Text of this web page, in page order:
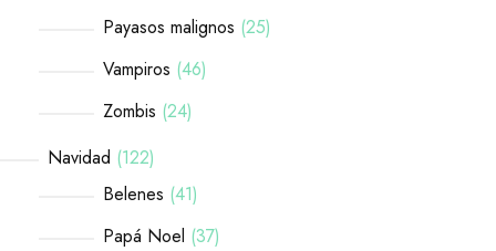
Payasos malignos 25
Vampiros 46
Zombis 24
Navidad 122
Belenes 41
Papá Noel 37